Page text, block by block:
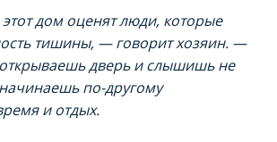
дом оценят люди, которые
тишины, — говорит хозяин. —
дверь и слышишь не
по-другому
и отдых.